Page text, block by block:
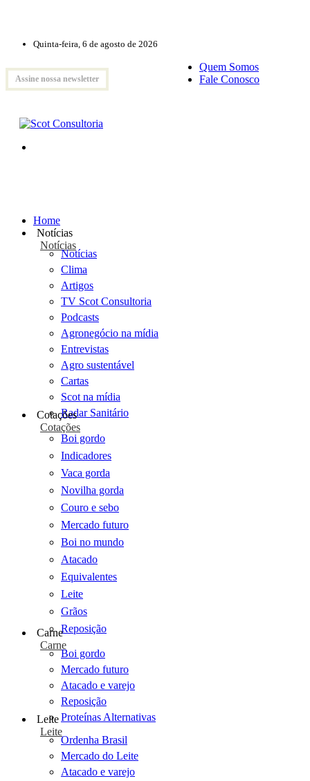
Quinta-feira, 6 de agosto de 2026
Assine nossa newsletter
Quem Somos
Fale Conosco
Home
Notícias
Notícias
Notícias
Clima
Artigos
TV Scot Consultoria
Podcasts
Agronegócio na mídia
Entrevistas
Agro sustentável
Cartas
Scot na mídia
Radar Sanitário
Cotações
Cotações
Boi gordo
Indicadores
Vaca gorda
Novilha gorda
Couro e sebo
Mercado futuro
Boi no mundo
Atacado
Equivalentes
Leite
Grãos
Reposição
Carne
Carne
Boi gordo
Mercado futuro
Atacado e varejo
Reposição
Proteínas Alternativas
Leite
Leite
Ordenha Brasil
Mercado do Leite
Atacado e varejo